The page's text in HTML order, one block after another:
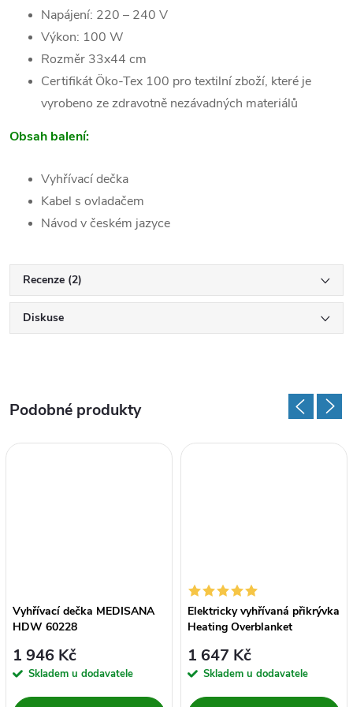
Napájení: 220 – 240 V
Výkon: 100 W
Rozměr 33x44 cm
Certifikát Öko-Tex 100 pro textilní zboží, které je
vyrobeno ze zdravotně nezávadných materiálů
Obsah balení:
Vyhřívací dečka
Kabel s ovladačem
Návod v českém jazyce
Recenze (2)
Diskuse
Vyhřívací dečka MEDISANA
HDW 60228
1 946 Kč
Skladem u dodavatele
Elektricky vyhřívaná přikrývka
Heating Overblanket
1 647 Kč
Skladem u dodavatele